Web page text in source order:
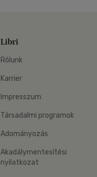
Libri
Rólunk
Karrier
Impresszum
Társadalmi programok
Adományozás
Akadálymentesítési
nyilatkozat